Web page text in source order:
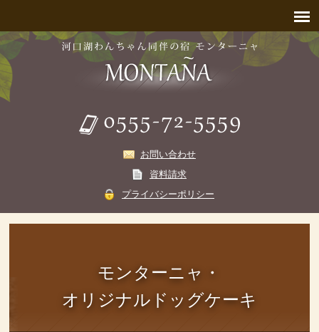
お問い合わせ
資料請求
プライバシーポリシー
モンターニャ・
オリジナルドッグケーキ